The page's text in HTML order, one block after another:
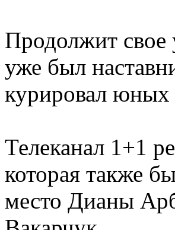
Продолжит свое
уже был
курировал юных
Телеканал 1+1
которая также
место Дианы